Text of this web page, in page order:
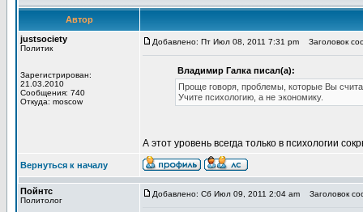
Автор
justsociety
Политик
Зарегистрирован:
21.03.2010
Сообщения: 740
Откуда: moscow
Добавлено: Пт Июл 08, 2011 7:31 pm Заголовок
Владимир Галка писал(а):
Проще говоря, проблемы, которые Вы
Учите психологию, а не экономику.
А этот уровень всегда только в психологии
Вернуться к началу
Пойнтс
Политолог
Добавлено: Сб Июл 09, 2011 2:04 am Заголовок